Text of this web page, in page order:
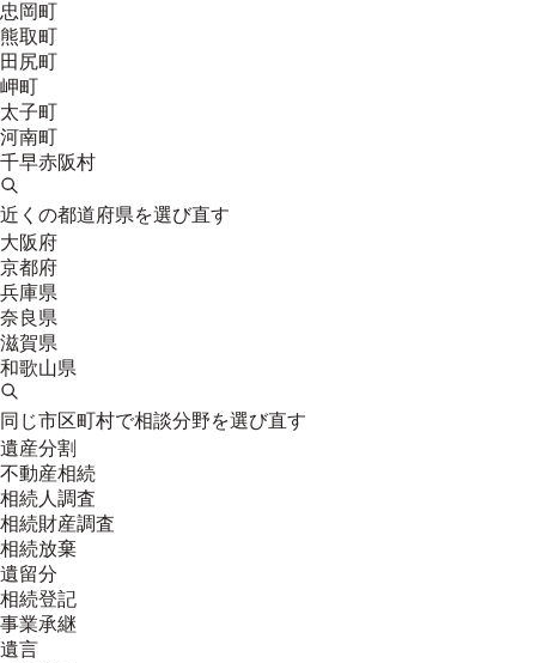
忠岡町
熊取町
田尻町
岬町
太子町
河南町
千早赤阪村
近くの都道府県を選び直す
大阪府
京都府
兵庫県
奈良県
滋賀県
和歌山県
同じ市区町村で相談分野を選び直す
遺産分割
不動産相続
相続人調査
相続財産調査
相続放棄
遺留分
相続登記
事業承継
遺言